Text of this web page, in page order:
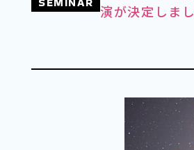
演が決定しま